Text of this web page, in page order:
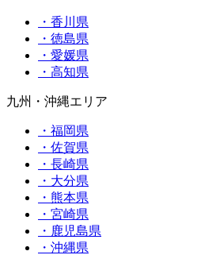
・香川県
・徳島県
・愛媛県
・高知県
九州・沖縄エリア
・福岡県
・佐賀県
・長崎県
・大分県
・熊本県
・宮崎県
・鹿児島県
・沖縄県